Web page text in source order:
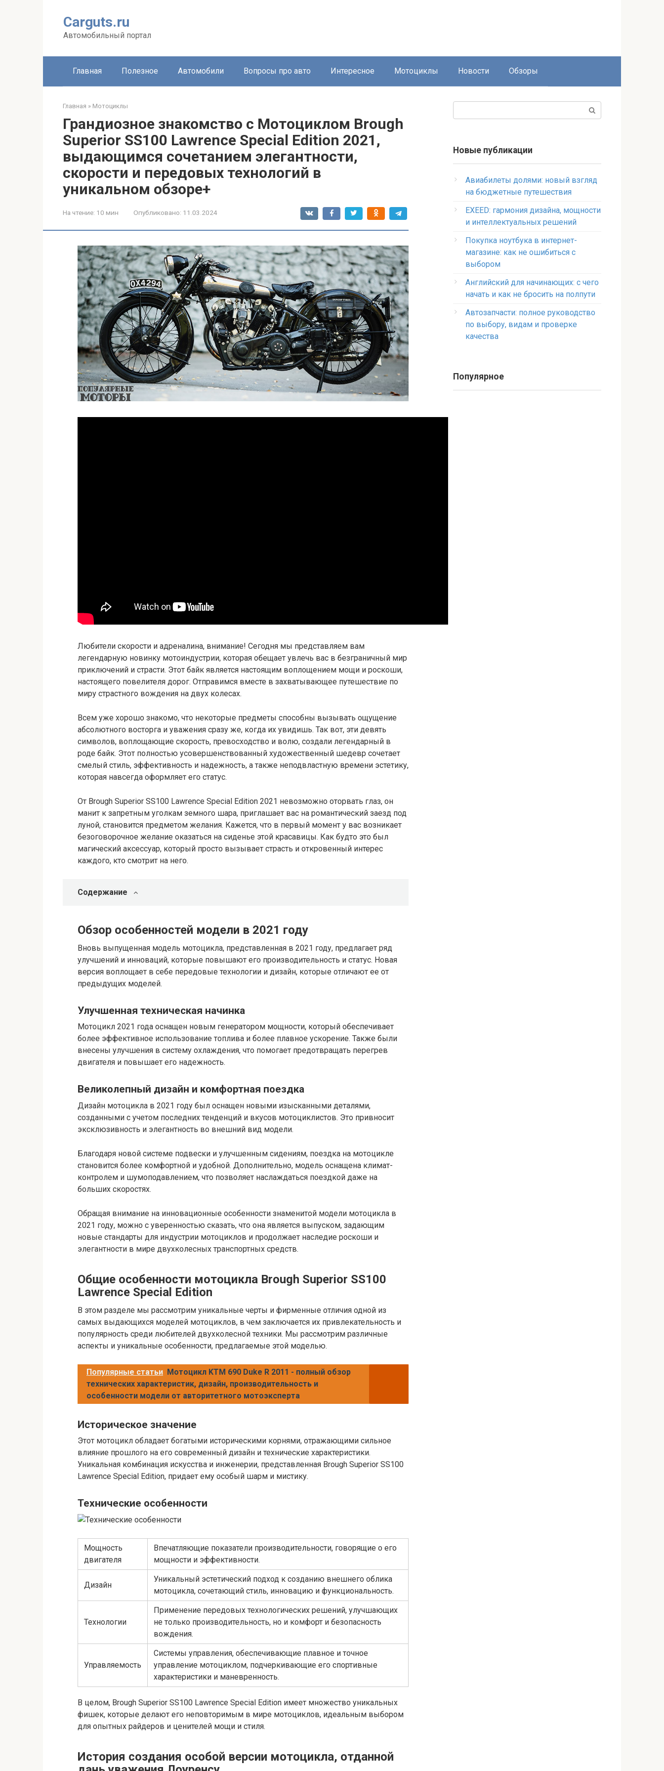
Carguts.ru
Автомобильный портал
Главная Полезное Автомобили Вопросы про авто Интересное Мотоциклы Новости Обзоры
Главная » Мотоциклы
Грандиозное знакомство с Мотоциклом Brough
Superior SS100 Lawrence Special Edition 2021,
выдающимся сочетанием элегантности,
скорости и передовых технологий в
уникальном обзоре+
На чтение: 10 мин Опубликовано: 11.03.2024
Любители скорости и адреналина, внимание! Сегодня мы представляем вам
легендарную новинку мотоиндустрии, которая обещает увлечь вас в безграничный мир
приключений и страсти. Этот байк является настоящим воплощением мощи и роскоши,
настоящего повелителя дорог. Отправимся вместе в захватывающее путешествие по
миру страстного вождения на двух колесах.
Всем уже хорошо знакомо, что некоторые предметы способны вызывать ощущение
абсолютного восторга и уважения сразу же, когда их увидишь. Так вот, эти девять
символов, воплощающие скорость, превосходство и волю, создали легендарный в
роде байк. Этот полностью усовершенствованный художественный шедевр сочетает
смелый стиль, эффективность и надежность, а также неподвластную времени эстетику,
которая навсегда оформляет его статус.
От Brough Superior SS100 Lawrence Special Edition 2021 невозможно оторвать глаз, он
манит к запретным уголкам земного шара, приглашает вас на романтический заезд под
луной, становится предметом желания. Кажется, что в первый момент у вас возникает
безоговорочное желание оказаться на сиденье этой красавицы. Как будто это был
магический аксессуар, который просто вызывает страсть и откровенный интерес
каждого, кто смотрит на него.
Содержание
Обзор особенностей модели в 2021 году
Вновь выпущенная модель мотоцикла, представленная в 2021 году, предлагает ряд
улучшений и инноваций, которые повышают его производительность и статус. Новая
версия воплощает в себе передовые технологии и дизайн, которые отличают ее от
предыдущих моделей.
Улучшенная техническая начинка
Мотоцикл 2021 года оснащен новым генератором мощности, который обеспечивает
более эффективное использование топлива и более плавное ускорение. Также были
внесены улучшения в систему охлаждения, что помогает предотвращать перегрев
двигателя и повышает его надежность.
Великолепный дизайн и комфортная поездка
Дизайн мотоцикла в 2021 году был оснащен новыми изысканными деталями,
созданными с учетом последних тенденций и вкусов мотоциклистов. Это привносит
эксклюзивность и элегантность во внешний вид модели.
Благодаря новой системе подвески и улучшенным сидениям, поездка на мотоцикле
становится более комфортной и удобной. Дополнительно, модель оснащена климат-
контролем и шумоподавлением, что позволяет наслаждаться поездкой даже на
больших скоростях.
Обращая внимание на инновационные особенности знаменитой модели мотоцикла в
2021 году, можно с уверенностью сказать, что она является выпуском, задающим
новые стандарты для индустрии мотоциклов и продолжает наследие роскоши и
элегантности в мире двухколесных транспортных средств.
Общие особенности мотоцикла Brough Superior SS100
Lawrence Special Edition
В этом разделе мы рассмотрим уникальные черты и фирменные отличия одной из
самых выдающихся моделей мотоциклов, в чем заключается их привлекательность и
популярность среди любителей двухколесной техники. Мы рассмотрим различные
аспекты и уникальные особенности, предлагаемые этой моделью.
Популярные статьи Мотоцикл KTM 690 Duke R 2011 - полный обзор
технических характеристик, дизайн, производительность и
особенности модели от авторитетного мотоэксперта
Историческое значение
Этот мотоцикл обладает богатыми историческими корнями, отражающими сильное
влияние прошлого на его современный дизайн и технические характеристики.
Уникальная комбинация искусства и инженерии, представленная Brough Superior SS100
Lawrence Special Edition, придает ему особый шарм и мистику.
Технические особенности
Мощность
двигателя
Впечатляющие показатели производительности, говорящие о его
мощности и эффективности.
Дизайн
Уникальный эстетический подход к созданию внешнего облика
мотоцикла, сочетающий стиль, инновацию и функциональность.
Технологии
Применение передовых технологических решений, улучшающих
не только производительность, но и комфорт и безопасность
вождения.
Управляемость
Системы управления, обеспечивающие плавное и точное
управление мотоциклом, подчеркивающие его спортивные
характеристики и маневренность.
В целом, Brough Superior SS100 Lawrence Special Edition имеет множество уникальных
фишек, которые делают его неповторимым в мире мотоциклов, идеальным выбором
для опытных райдеров и ценителей мощи и стиля.
История создания особой версии мотоцикла, отданной
Новые публикации
Авиабилеты долями: новый взгляд
на бюджетные путешествия
EXEED: гармония дизайна, мощности
и интеллектуальных решений
Покупка ноутбука в интернет-
магазине: как не ошибиться с
выбором
Английский для начинающих: с чего
начать и как не бросить на полпути
Автозапчасти: полное руководство
по выбору, видам и проверке
качества
Популярное